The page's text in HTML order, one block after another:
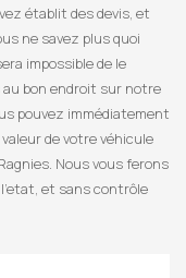
établit des devis, et
ne savez plus quoi
impossible de le
au bon endroit sur notre
pouvez immédiatement
de votre véhicule
Nous vous ferons
et sans contrôle